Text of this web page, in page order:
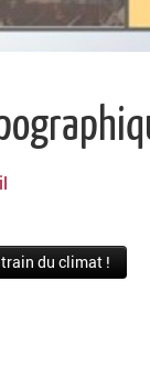
du climat !